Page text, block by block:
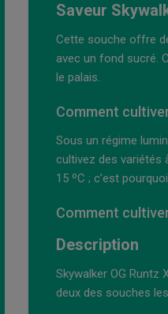
Saveur
Cette souche offre
avec un fond sucré.
le palais.
Comment
Sous un régime
cultivez des variétés
15 ºC ; c’est
Comment
Description
Skywalker OG
deux des souches